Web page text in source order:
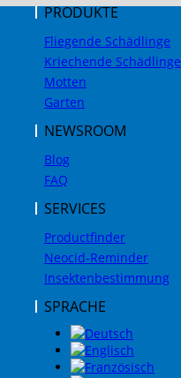
PRODUKTE
Fliegende Schädlinge
Kriechende Schädlinge
Motten
Garten
NEWSROOM
Blog
FAQ
SERVICES
Productfinder
Neocid-Reminder
Insektenbestimmung
SPRACHE